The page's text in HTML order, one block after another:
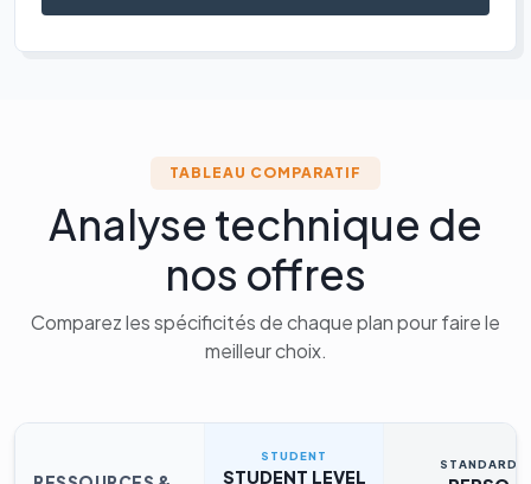
TABLEAU COMPARATIF
Analyse technique de
nos offres
Comparez les spécificités de chaque plan pour faire le
meilleur choix.
STUDENT
STUDENT LEVEL
STANDARD